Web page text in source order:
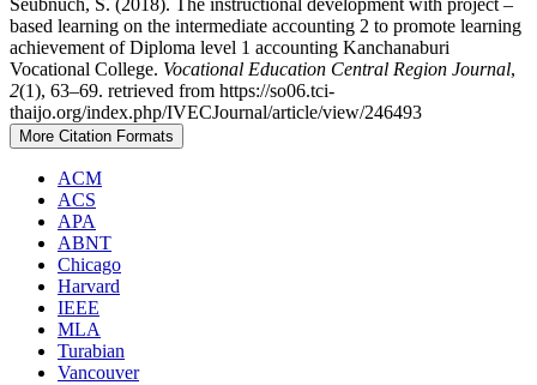
Seubnuch, S. (2018). The instructional development with project –
based learning on the intermediate accounting 2 to promote learning
achievement of Diploma level 1 accounting Kanchanaburi
Vocational College. Vocational Education Central Region Journal,
2(1), 63–69. retrieved from https://so06.tci-
thaijo.org/index.php/IVECJournal/article/view/246493
More Citation Formats
ACM
ACS
APA
ABNT
Chicago
Harvard
IEEE
MLA
Turabian
Vancouver